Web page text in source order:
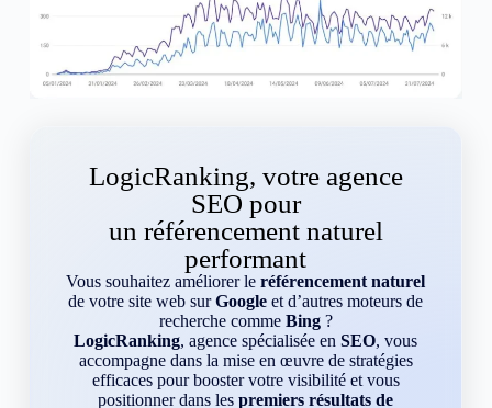
LogicRanking, votre agence
SEO pour
un référencement naturel
performant
Vous souhaitez améliorer leréférencement naturel
de votre site web surGoogle et d’autres moteurs de
recherche comme Bing?
LogicRanking, agence spécialisée enSEO, vous
accompagne dans la mise en œuvre de stratégies
efficaces pour booster votre visibilité et vous
positionner dans lespremiers résultats de